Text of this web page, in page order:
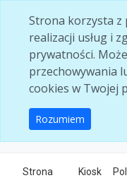
Strona korzysta z
realizacji usług i
prywatności.
przechowywania
cookies w Twojej
Rozumiem
Strona
Kiosk